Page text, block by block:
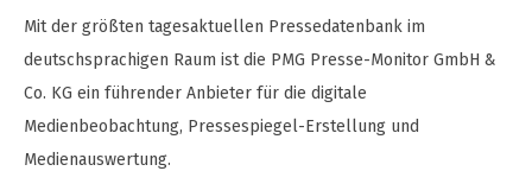
Mit der größten tagesaktuellen Pressedatenbank im
deutschsprachigen Raum ist die PMG Presse-Monitor GmbH &
Co. KG ein führender Anbieter für die digitale
Medienbeobachtung, Pressespiegel-Erstellung und
Medienauswertung.